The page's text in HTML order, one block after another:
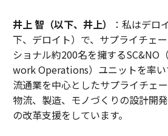
井上 智（以下、井上）
：私はデロ
下、デロイト）で、サプライチェ
ショナル約200名を擁するSC&NO
work Operations）ユニットを率い
流通業を中心としたサプライチェ
物流、製造、モノづくりの設計開
の改革支援をしています。